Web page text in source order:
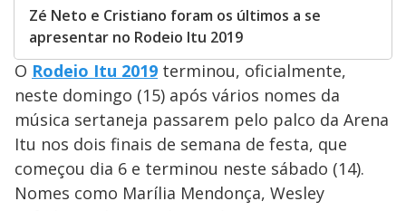
Zé Neto e Cristiano foram os últimos a se
apresentar no Rodeio Itu 2019
O Rodeio Itu 2019 terminou, oficialmente,
neste domingo (15) após vários nomes da
música sertaneja passarem pelo palco da Arena
Itu nos dois finais de semana de festa, que
começou dia 6 e terminou neste sábado (14).
Nomes como Marília Mendonça, Wesley